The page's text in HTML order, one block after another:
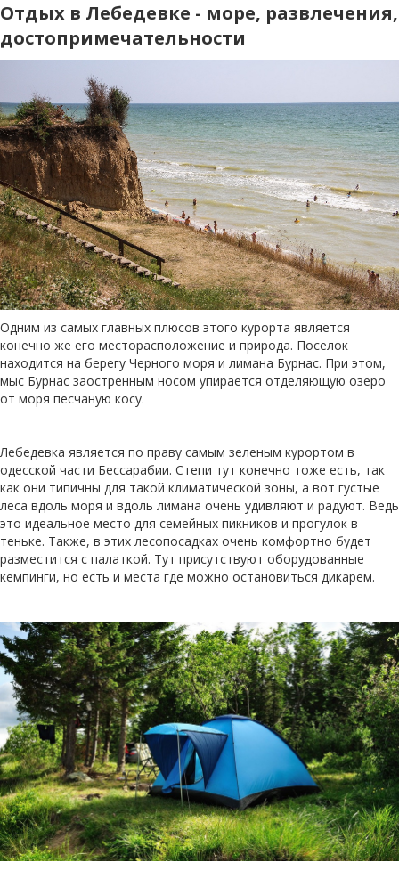
Отдых в Лебедевке - море, развлечения,
достопримечательности
Одним из самых главных плюсов этого курорта является
конечно же его месторасположение и природа. Поселок
находится на берегу Черного моря и лимана Бурнас. При этом,
мыс Бурнас заостренным носом упирается отделяющую озеро
от моря песчаную косу.
Лебедевка является по праву самым зеленым курортом в
одесской части Бессарабии. Степи тут конечно тоже есть, так
как они типичны для такой климатической зоны, а вот густые
леса вдоль моря и вдоль лимана очень удивляют и радуют. Ведь
это идеальное место для семейных пикников и прогулок в
теньке. Также, в этих лесопосадках очень комфортно будет
разместится с палаткой. Тут присутствуют оборудованные
кемпинги, но есть и места где можно остановиться дикарем.